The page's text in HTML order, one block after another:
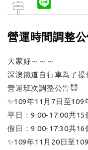
營運時間調整
大家好～～～
深澳鐵道自行車為了
營運班次調整公告😇
✨109年11月7日至109
平日：9:00-17:00共
假日：9:00-17:30共
✨109年11月20日至